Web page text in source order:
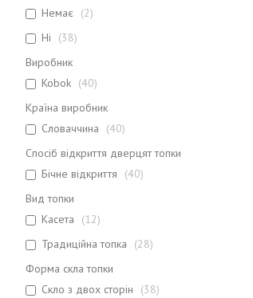
Немає
2
Ні
38
Виробник
Kobok
40
Країна виробник
Словаччина
40
Спосіб відкриття дверцят топки
Бічне відкриття
40
Вид топки
Касета
12
Традиційна топка
28
Форма скла топки
Скло з двох сторін
38